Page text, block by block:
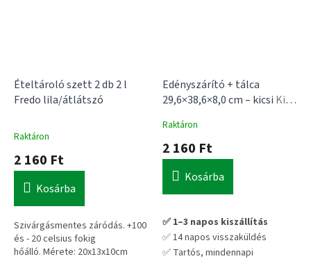
Ételtároló szett 2 db 2 l
Fredo lila/átlátszó
Raktáron
2 160 Ft
Kosárba
Szivárgásmentes záródás. +100
és - 20 celsius fokig
hőálló. Mérete: 20x13x10cm
Edényszárító + tálca
29,6×38,6×8,0 cm – kicsi Kis
evőeszköztartó
A
átlagos
csillag.
Raktáron
2 160 Ft
Kosárba
✅ 1–3 napos kiszállítás
✅ 14 napos visszaküldés
✅ Tartós, mindennapi